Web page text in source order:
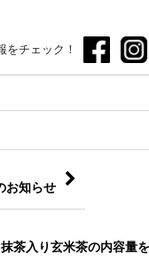
をチェック！
お知らせ
茶入り玄米茶の内容量